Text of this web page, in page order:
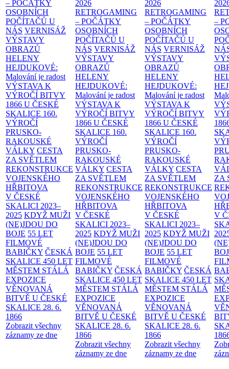
– POČÁTKY
OSOBNÍCH
POČÍTAČŮ U
NÁS VERNISÁŽ
VÝSTAVY
OBRAZŮ
HELENY
HEJDUKOVÉ:
Malování je radost
VÝSTAVA K
VÝROČÍ BITVY
1866 U ČESKÉ
SKALICE 160.
VÝROČÍ
PRUSKO-
RAKOUSKÉ
VÁLKY CESTA
ZA SVĚTLEM
REKONSTRUKCE
VOJENSKÉHO
HŘBITOVA
V ČESKÉ
SKALICI 2023–
2025 KDYŽ MUŽI
(NE)JDOU DO
BOJE 55 LET
FILMOVÉ
BABIČKY ČESKÁ
SKALICE 450 LET
MĚSTEM STÁLÁ
EXPOZICE
VĚNOVANÁ
BITVĚ U ČESKÉ
SKALICE 28. 6.
1866
Zobrazit všechny
záznamy ze dne
2026
RETROGAMING
– POČÁTKY
OSOBNÍCH
POČÍTAČŮ U
NÁS VERNISÁŽ
VÝSTAVY
OBRAZŮ
HELENY
HEJDUKOVÉ:
Malování je radost
VÝSTAVA K
VÝROČÍ BITVY
1866 U ČESKÉ
SKALICE 160.
VÝROČÍ
PRUSKO-
RAKOUSKÉ
VÁLKY CESTA
ZA SVĚTLEM
REKONSTRUKCE
VOJENSKÉHO
HŘBITOVA
V ČESKÉ
SKALICI 2023–
2025 KDYŽ MUŽI
(NE)JDOU DO
BOJE 55 LET
FILMOVÉ
BABIČKY ČESKÁ
SKALICE 450 LET
MĚSTEM STÁLÁ
EXPOZICE
VĚNOVANÁ
BITVĚ U ČESKÉ
SKALICE 28. 6.
1866
Zobrazit všechny
záznamy ze dne
2026
RETROGAMING
– POČÁTKY
OSOBNÍCH
POČÍTAČŮ U
NÁS VERNISÁŽ
VÝSTAVY
OBRAZŮ
HELENY
HEJDUKOVÉ:
Malování je radost
VÝSTAVA K
VÝROČÍ BITVY
1866 U ČESKÉ
SKALICE 160.
VÝROČÍ
PRUSKO-
RAKOUSKÉ
VÁLKY CESTA
ZA SVĚTLEM
REKONSTRUKCE
VOJENSKÉHO
HŘBITOVA
V ČESKÉ
SKALICI 2023–
2025 KDYŽ MUŽI
(NE)JDOU DO
BOJE 55 LET
FILMOVÉ
BABIČKY ČESKÁ
SKALICE 450 LET
MĚSTEM STÁLÁ
EXPOZICE
VĚNOVANÁ
BITVĚ U ČESKÉ
SKALICE 28. 6.
1866
Zobrazit všechny
záznamy ze dne
–
ZA
V